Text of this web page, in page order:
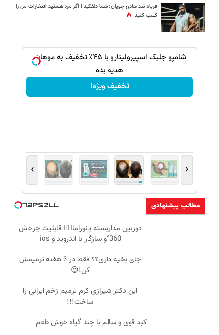
فریاد تند هادی چوپان؛‌ شما دلقکید | اگر مرد هستید افتخارات من را
کسب کنید
شامپو جلبک اسپیرولینارو با ۴۵٪ تخفیف به موهات
هدیه بده
تخفیف ویژه!
‹
›
مطالب پیشنهادی
دوربین مداربسته پانوراما👈🏻 قابلیت چرخش
360°و سازگار با اندروید و ios
جای بخیه داری؟؟ فقط در 3 هفته ترمیمش
کن!😍
این دکتر شیرازی کرم ترمیم زخم ایرانی را
ساخت!!!
کبد قوی و سالم با چند گیاه خوش طعم